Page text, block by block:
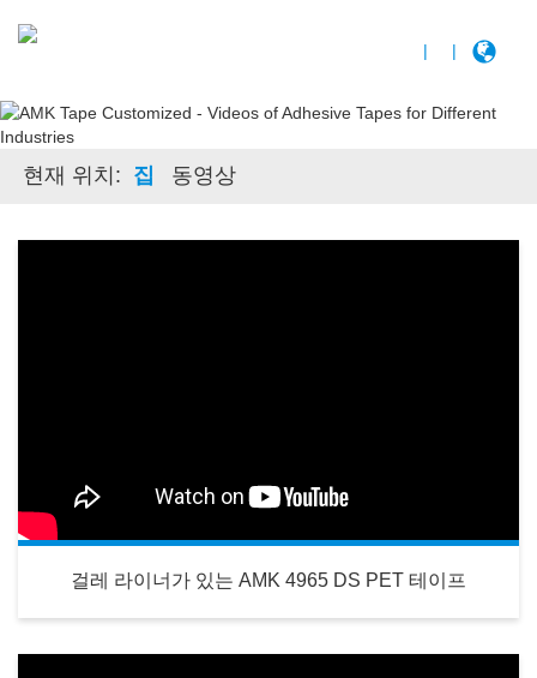
| |
현재 위치: 집 동영상
걸레 라이너가 있는 AMK 4965 DS PET 테이프